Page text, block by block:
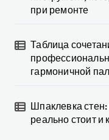
при ремонте
Таблица
гармоничной
Шпаклевка стен:
реально стоит и